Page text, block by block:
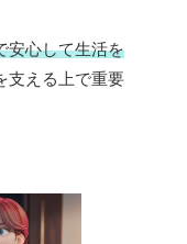
安心して生活を
支える上で重要